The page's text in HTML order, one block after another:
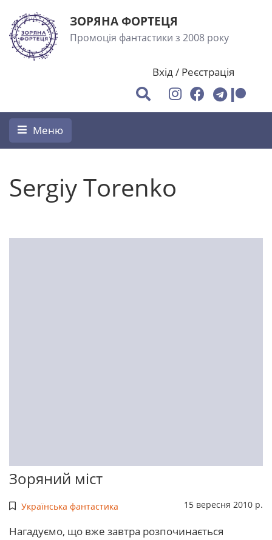
ЗОРЯНА ФОРТЕЦЯ
Промоція фантастики з 2008 року
Вхід/ Реєстрація
Меню
Sergiy Torenko
Зоряний міст
Українська фантастика 15 вересня 2010 р.
Нагадуємо, що вже завтра розпочинається